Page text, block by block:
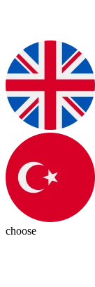
choose